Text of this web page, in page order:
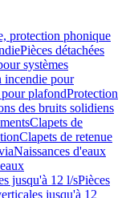
protection phonique
Pièces détachées
systèmes
incendie pour
pour plafondProtection
des bruits solidiens
Clapets de
Clapets de retenue
Naissances d'eaux
jusqu'à 12 l/sPièces
jusqu'à 12